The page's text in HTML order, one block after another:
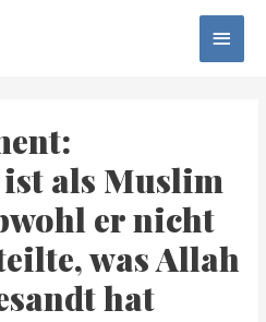
als Muslim
er nicht
was Allah
hat